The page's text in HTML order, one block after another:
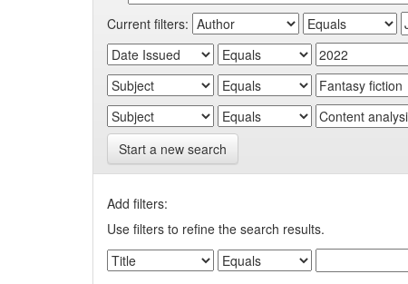
Current filters:
Start a new search
Add filters:
Use filters to refine the search results.